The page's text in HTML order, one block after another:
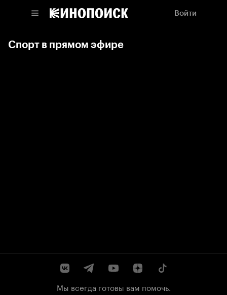
Войти
Спорт в прямом эфире
Мы всегда готовы вам помочь.